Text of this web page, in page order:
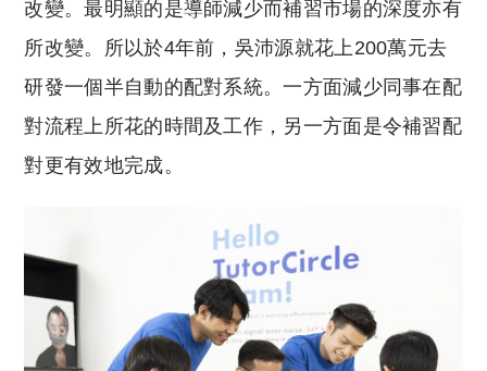
改變。最明顯的是導師減少而補習市場的深度亦有
所改變。所以於4年前，吳沛源就花上200萬元去
研發一個半自動的配對系統。一方面減少同事在配
對流程上所花的時間及工作，另一方面是令補習配
對更有效地完成。